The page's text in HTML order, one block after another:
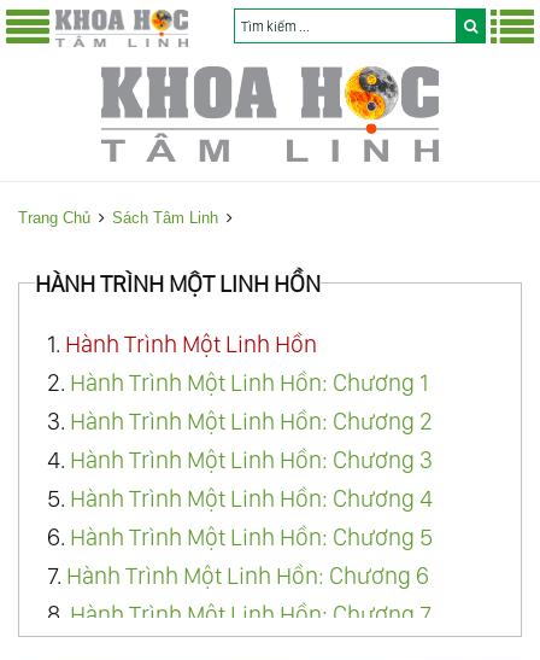
Trang Chủ Sách Tâm Linh
HÀNH TRÌNH MỘT LINH HỒN
1. Hành Trình Một Linh Hồn
2. Hành Trình Một Linh Hồn: Chương 1
3. Hành Trình Một Linh Hồn: Chương 2
4. Hành Trình Một Linh Hồn: Chương 3
5. Hành Trình Một Linh Hồn: Chương 4
6. Hành Trình Một Linh Hồn: Chương 5
7. Hành Trình Một Linh Hồn: Chương 6
8. Hành Trình Một Linh Hồn: Chương 7